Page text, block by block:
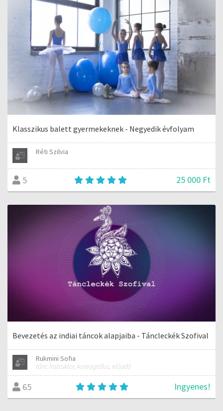
Klasszikus balett gyermekeknek - Negyedik évfolyam
Réti Szilvia
5 25 000 Ft
Bevezetés az indiai táncok alapjaiba - Táncleckék Szofival
Rukmini Sofia
tánc instruktor, koreográfus, előadó
65 Ingyenes!